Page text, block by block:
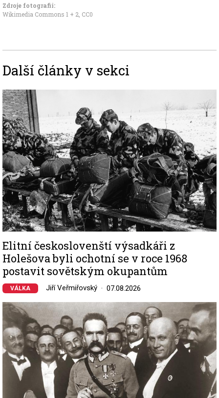
Zdroje fotografii:
Wikimedia Commons 1 + 2 CC0
Další články v sekci
Image
Elitní českoslovenští výsadkáři z
Holešova byli ochotní se v roce 1968
postavit sovětským okupantům
VÁLKA Jiří Veřmiřovský 07.08.2026
Image